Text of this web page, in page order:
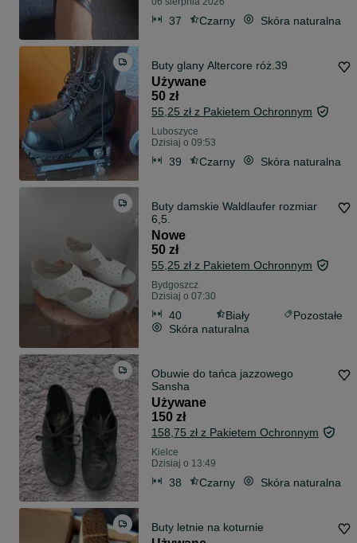
37 Czarny Skóra naturalna
Buty glany Altercore róż.39
Używane
50 zł
55,25 zł z Pakietem Ochronnym
Luboszyce
Dzisiaj o 09:53
39 Czarny Skóra naturalna
Buty damskie Waldlaufer rozmiar
6,5.
Nowe
50 zł
55,25 zł z Pakietem Ochronnym
Bydgoszcz
Dzisiaj o 07:30
40 Biały
Pozostałe
Skóra naturalna
Obuwie do tańca jazzowego
Sansha
Używane
150 zł
158,75 zł z Pakietem Ochronnym
Kielce
Dzisiaj o 13:49
38 Czarny Skóra naturalna
Buty letnie na koturnie